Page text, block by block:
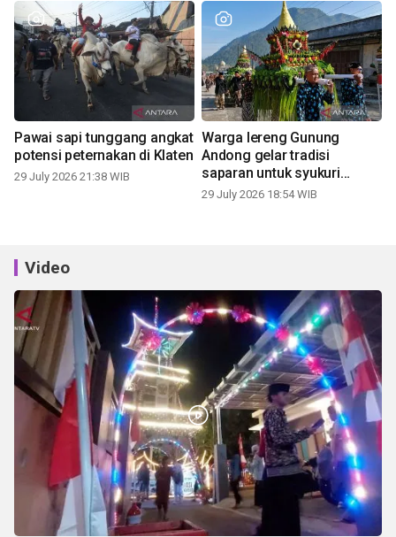
Pawai sapi tunggang angkat
potensi peternakan di Klaten
29 July 2026 21:38 WIB
Warga lereng Gunung
Andong gelar tradisi
saparan untuk syukuri
panen
29 July 2026 18:54 WIB
Video